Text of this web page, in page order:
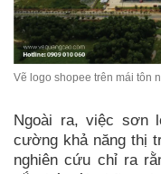
Vẽ logo shopee trên mái tôn
Ngoài ra, việc sơn
cường khả năng thị
nghiên cứu chỉ ra